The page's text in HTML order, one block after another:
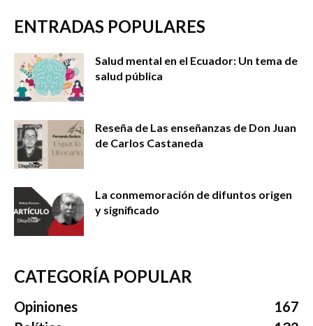
ENTRADAS POPULARES
Salud mental en el Ecuador: Un tema de
salud pública
Reseña de Las enseñanzas de Don Juan
de Carlos Castaneda
La conmemoración de difuntos origen
y significado
CATEGORÍA POPULAR
Opiniones
167